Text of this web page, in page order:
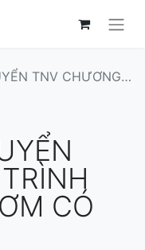
TRÌNH TRUNG THU CƠM CÓ THỊT 2025
CÓ